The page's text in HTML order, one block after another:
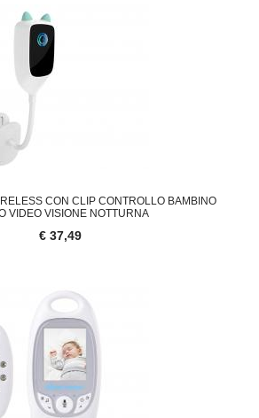
CON CLIP CONTROLLO BAMBINO
VIDEO VISIONE NOTTURNA
€ 37,49